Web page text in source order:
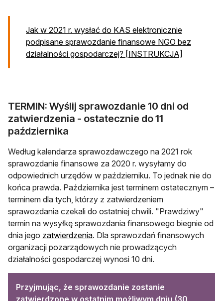
Jak w 2021 r. wysłać do KAS elektronicznie
podpisane sprawozdanie finansowe NGO bez
działalności gospodarczej? [INSTRUKCJA]
TERMIN: Wyślij sprawozdanie 10 dni od
zatwierdzenia - ostatecznie do 11
października
Według kalendarza sprawozdawczego na 2021 rok
sprawozdanie finansowe za 2020 r. wysyłamy do
odpowiednich urzędów w październiku. To jednak nie do
końca prawda. Października jest terminem ostatecznym –
terminem dla tych, którzy z zatwierdzeniem
sprawozdania czekali do ostatniej chwili. "Prawdziwy"
termin na wysyłkę sprawozdania finansowego biegnie od
dnia jego zatwierdzenia. Dla sprawozdań finansowych
organizacji pozarządowych nie prowadzących
działalności gospodarczej wynosi 10 dni.
Przyjmując, że sprawozdanie zostanie
zatwierdzone w ostatnim możliwym dniu (30